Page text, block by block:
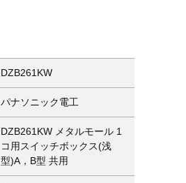
DZB261KW
パナソニック電工
DZB261KW メタルモール 1
コ用スイッチボックス(浅
型)A，B型 共用